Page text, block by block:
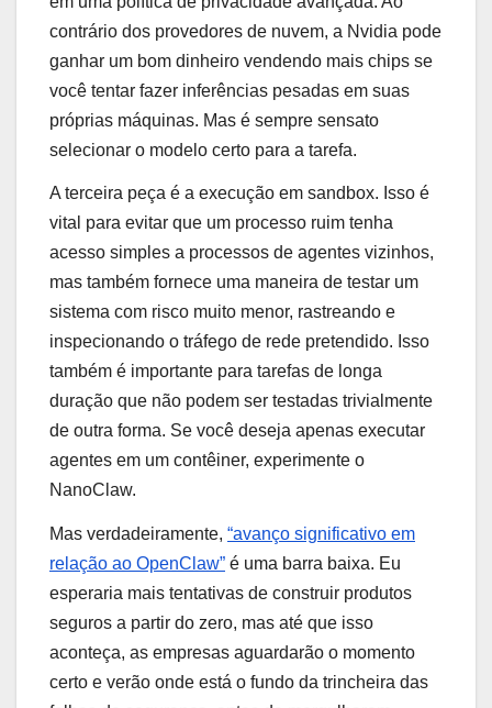
contrário dos provedores de nuvem, a Nvidia pode
ganhar um bom dinheiro vendendo mais chips se
você tentar fazer inferências pesadas em suas
próprias máquinas. Mas é sempre sensato
selecionar o modelo certo para a tarefa.
A terceira peça é a execução em sandbox. Isso é
vital para evitar que um processo ruim tenha
acesso simples a processos de agentes vizinhos,
mas também fornece uma maneira de testar um
sistema com risco muito menor, rastreando e
inspecionando o tráfego de rede pretendido. Isso
também é importante para tarefas de longa
duração que não podem ser testadas trivialmente
de outra forma. Se você deseja apenas executar
agentes em um contêiner, experimente o
NanoClaw.
Mas verdadeiramente, “avanço significativo em
relação ao OpenClaw” é uma barra baixa. Eu
esperaria mais tentativas de construir produtos
seguros a partir do zero, mas até que isso
aconteça, as empresas aguardarão o momento
certo e verão onde está o fundo da trincheira das